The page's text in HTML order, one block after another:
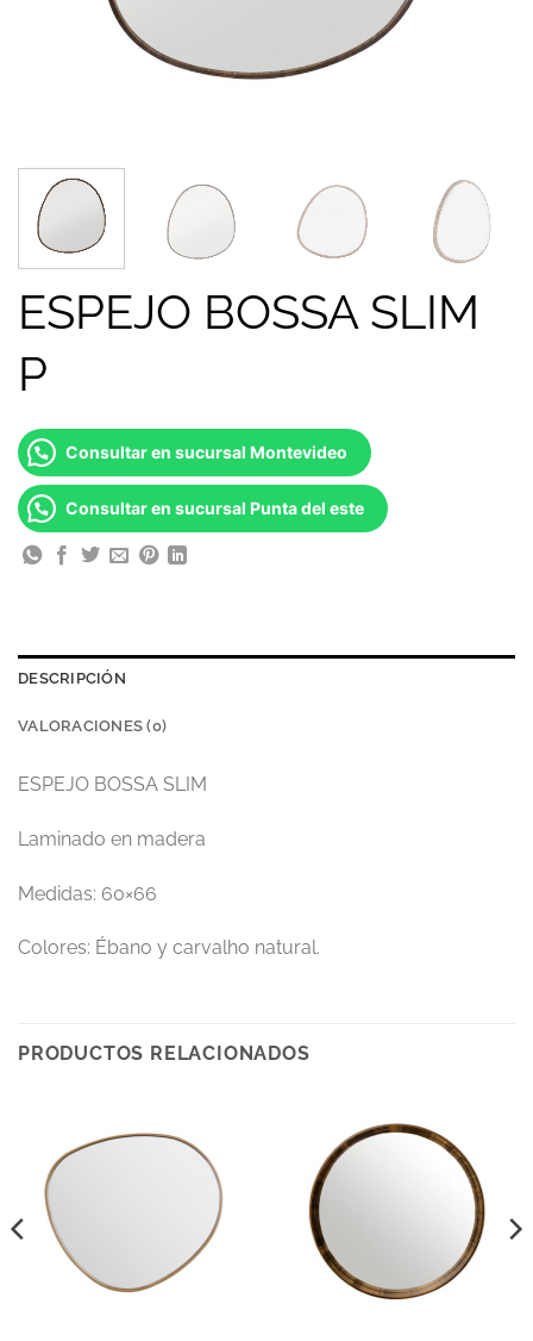
ESPEJO BOSSA SLIM
P
Consultar en sucursal Montevideo
Consultar en sucursal Punta del este
DESCRIPCIÓN
VALORACIONES (0)
ESPEJO BOSSA SLIM
Laminado en madera
Medidas: 60×66
Colores: Ébano y carvalho natural.
PRODUCTOS RELACIONADOS